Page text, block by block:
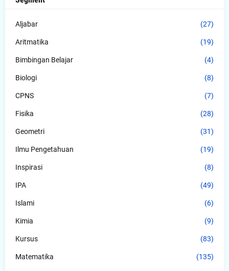
Aljabar (27)
Aritmatika (19)
Bimbingan Belajar (4)
Biologi (8)
CPNS (7)
Fisika (28)
Geometri (31)
Ilmu Pengetahuan (19)
Inspirasi (8)
IPA (49)
Islami (6)
Kimia (9)
Kursus (83)
Matematika (135)